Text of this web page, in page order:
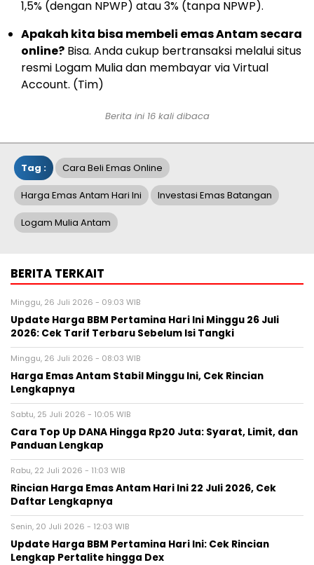
1,5% (dengan NPWP) atau 3% (tanpa NPWP).
Apakah kita bisa membeli emas Antam secara
online? Bisa. Anda cukup bertransaksi melalui situs
resmi Logam Mulia dan membayar via Virtual
Account. (Tim)
Berita ini 16 kali dibaca
Tag : Cara Beli Emas Online
Harga Emas Antam Hari Ini Investasi Emas Batangan
Logam Mulia Antam
BERITA TERKAIT
Minggu, 26 Juli 2026 - 09:03 WIB
Update Harga BBM Pertamina Hari Ini Minggu 26 Juli
2026: Cek Tarif Terbaru Sebelum Isi Tangki
Minggu, 26 Juli 2026 - 08:03 WIB
Harga Emas Antam Stabil Minggu Ini, Cek Rincian
Lengkapnya
Sabtu, 25 Juli 2026 - 10:05 WIB
Cara Top Up DANA Hingga Rp20 Juta: Syarat, Limit, dan
Panduan Lengkap
Rabu, 22 Juli 2026 - 11:03 WIB
Rincian Harga Emas Antam Hari Ini 22 Juli 2026, Cek
Daftar Lengkapnya
Senin, 20 Juli 2026 - 12:03 WIB
Update Harga BBM Pertamina Hari Ini: Cek Rincian
Lengkap Pertalite hingga Dex